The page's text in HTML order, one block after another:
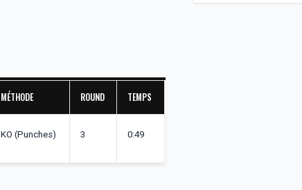
MÉTHODE ROUND TEMPS
KO (Punches) 3 0:49